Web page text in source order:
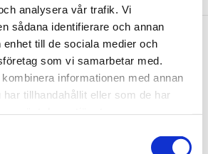
analysera vår trafik. Vi
sådana identifierare och annan
enhet till de sociala medier och
som vi samarbetar med.
informationen med annan
tillhandahållit eller som de har
Nyhetsbrev